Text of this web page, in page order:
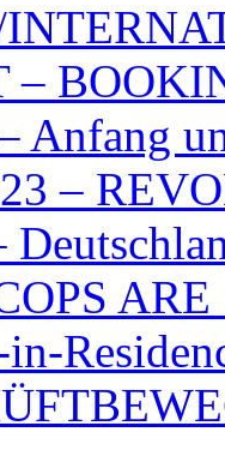
–
Anfang
–
ARE